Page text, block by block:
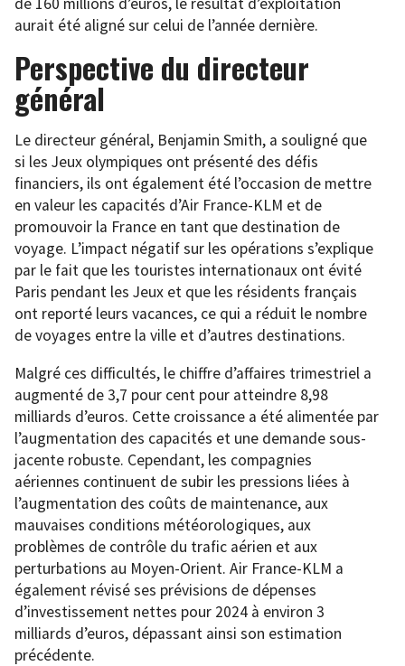
aurait été aligné sur celui de l’année dernière.
Perspective du directeur
général
Le directeur général, Benjamin Smith, a souligné que
si les Jeux olympiques ont présenté des défis
financiers, ils ont également été l’occasion de mettre
en valeur les capacités d’Air France-KLM et de
promouvoir la France en tant que destination de
voyage. L’impact négatif sur les opérations s’explique
par le fait que les touristes internationaux ont évité
Paris pendant les Jeux et que les résidents français
ont reporté leurs vacances, ce qui a réduit le nombre
de voyages entre la ville et d’autres destinations.
Malgré ces difficultés, le chiffre d’affaires trimestriel a
augmenté de 3,7 pour cent pour atteindre 8,98
milliards d’euros. Cette croissance a été alimentée par
l’augmentation des capacités et une demande sous-
jacente robuste. Cependant, les compagnies
aériennes continuent de subir les pressions liées à
l’augmentation des coûts de maintenance, aux
mauvaises conditions météorologiques, aux
problèmes de contrôle du trafic aérien et aux
perturbations au Moyen-Orient. Air France-KLM a
également révisé ses prévisions de dépenses
d’investissement nettes pour 2024 à environ 3
milliards d’euros, dépassant ainsi son estimation
précédente.